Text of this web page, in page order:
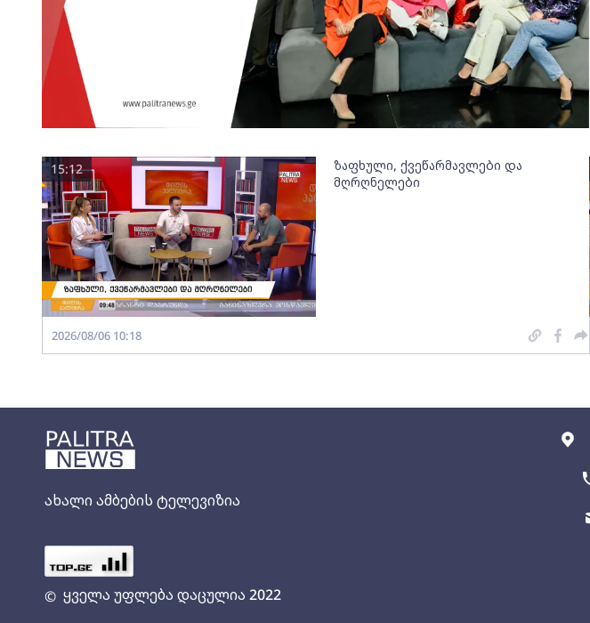
ახალი ამბების ტელევიზია
© ყველა უფლება დაცულია 2022
ზაფხული, ქვეწარმავლები და
მღრღნელები
15:12
2026/08/06 10:18